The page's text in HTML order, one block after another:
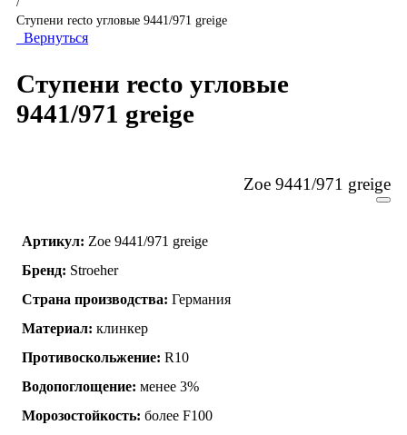
Ступени recto угловые 9441/971 greige
Вернуться
Ступени recto угловые
9441/971 greige
Zoe 9441/971 greige
Артикул: Zoe 9441/971 greige
Бренд: Stroeher
Страна производства: Германия
Материал: клинкер
Противоскольжение: R10
Водопоглощение: менее 3%
Морозостойкость: более F100